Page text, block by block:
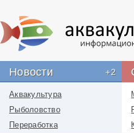
Новости +2
Аквакультура
Рыболовство
Переработка